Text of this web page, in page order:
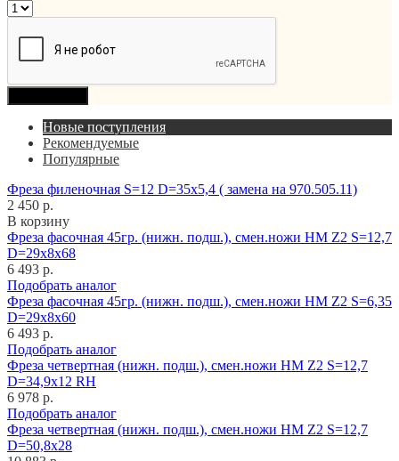
Новые поступления
Рекомендуемые
Популярные
Фреза филеночная S=12 D=35x5,4 ( замена на 970.505.11)
2 450 р.
В корзину
Фреза фасочная 45гр. (нижн. подш.), смен.ножи HM Z2 S=12,7
D=29x8x68
6 493 р.
Подобрать аналог
Фреза фасочная 45гр. (нижн. подш.), смен.ножи HM Z2 S=6,35
D=29x8x60
6 493 р.
Подобрать аналог
Фреза четвертная (нижн. подш.), смен.ножи HM Z2 S=12,7
D=34,9x12 RH
6 978 р.
Подобрать аналог
Фреза четвертная (нижн. подш.), смен.ножи HM Z2 S=12,7
D=50,8x28